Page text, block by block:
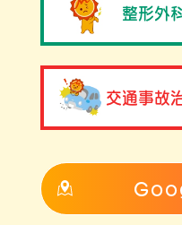
整形外
交通事故